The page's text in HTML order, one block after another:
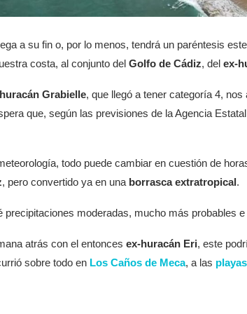
a su fin o, por lo menos, tendrá un paréntesis
costa, al conjunto del Golfo de Cádiz, del ex-
huracán Grabielle, que llegó a tener categoría 4,
que, según las previsiones de la Agencia
todo puede cambiar en cuestión de
, pero convertido ya en una borrasca extratropical.
precipitaciones moderadas, mucho más probables
atrás con el entonces ex-huracán Eri, este
sobre todo en Los Caños de Meca, a las playas